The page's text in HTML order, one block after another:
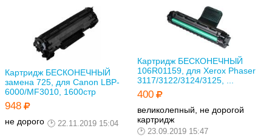
Картридж БЕСКОНЕЧНЫЙ
замена 725, для Canon LBP-
6000/MF3010, 1600стр
948
не дорого 22.11.2019 15:04
Картридж БЕСКОНЕЧНЫЙ
106R01159, для Xerox Phaser
3117/3122/3124/3125, ...
400
великолепный, не дорогой
картридж
23.09.2019 15:47